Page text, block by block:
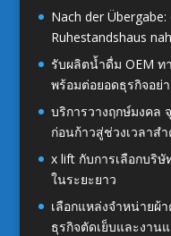
Nach der
Ruhestandshaus
รับผลิตน้ำดื่ม OEM ท
พร้อมต่อยอดธุรกิจอย่
บริการวางฤกษ์มงคล
ก่อนก้าวสู่ช่วงเวลาส
x lift กับการเลือกบริ
ในระยะยาว
เลือกแหล่งจำหน่ายผ้
ธุรกิจตัดเย็บและงาน